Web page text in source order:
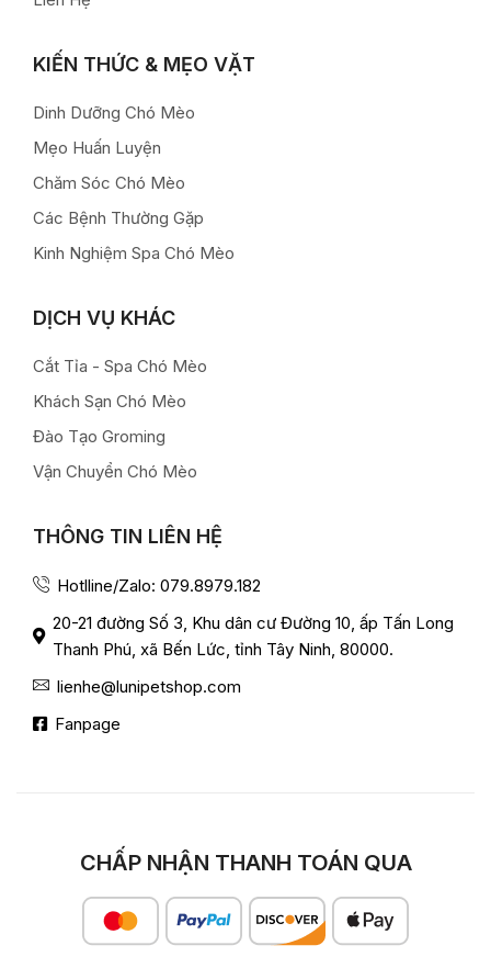
KIẾN THỨC & MẸO VẶT
Dinh Dưỡng Chó Mèo
Mẹo Huấn Luyện
Chăm Sóc Chó Mèo
Các Bệnh Thường Gặp
Kinh Nghiệm Spa Chó Mèo
DỊCH VỤ KHÁC
Cắt Tỉa - Spa Chó Mèo
Khách Sạn Chó Mèo
Đào Tạo Groming
Vận Chuyển Chó Mèo
THÔNG TIN LIÊN HỆ
Hotlline/Zalo: 079.8979.182
20-21 đường Số 3, Khu dân cư Đường 10, ấp Tấn Long
Thanh Phú, xã Bến Lức, tỉnh Tây Ninh, 80000.
lienhe@lunipetshop.com
Fanpage
CHẤP NHẬN THANH TOÁN QUA